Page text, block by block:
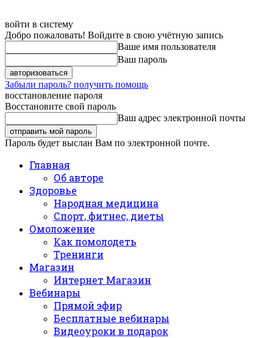
войти в систему
Добро пожаловать! Войдите в свою учётную запись
Ваше имя пользователя
Ваш пароль
Забыли пароль? получить помощь
восстановление пароля
Восстановите свой пароль
Ваш адрес электронной почты
Пароль будет выслан Вам по электронной почте.
Главная
Об авторе
Здоровье
Народная медицина
Спорт, фитнес, диеты
Омоложение
Как помолодеть
Тренинги
Магазин
Интернет Магазин
Вебинары
Прямой эфир
Бесплатные вебинары
Видеоуроки в подарок